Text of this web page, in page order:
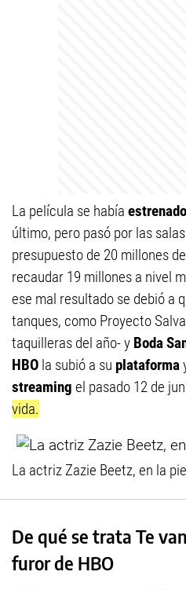
La película se había
último, pero pasó por las
presupuesto de 20 millones
recaudar 19 millones a nivel
ese mal resultado se debió a
tanques, como Proyecto
taquilleras del año- y Boda
HBO la subió a su plataforma
streaming el pasado 12 de
vida.
La actriz Zazie Beetz, en la
De qué se trata Te
furor de HBO